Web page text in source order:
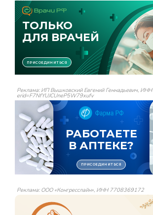
Реклама: ИП Вышковский Евгений Геннадьевич,
erid=F7NfYUJCUneP5W79xufv
Реклама: ООО «Конгресслайн», ИНН 7708369172